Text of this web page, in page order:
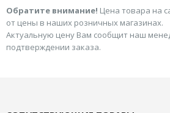
Обратите внимание! Цена товара на
от цены в наших розничных магазинах.
Актуальную цену Вам сообщит наш
подтверждении заказа.